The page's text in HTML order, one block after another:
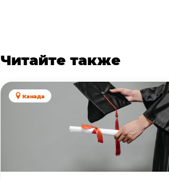
Читайте также
Канада